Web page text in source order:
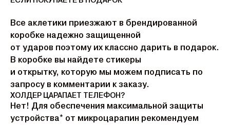
Все аклетики приезжают в брендированной
коробке надежно защищенной
от ударов поэтому их классно дарить в подарок.
В коробке вы найдете стикеры
и открытку, которую мы можем подписать по
запросу в комментарии к заказу.
ХОЛДЕР ЦАРАПАЕТ ТЕЛЕФОН?
Нет! Для обеспечения максимальной защиты
устройства* от микроцарапин рекомендуем